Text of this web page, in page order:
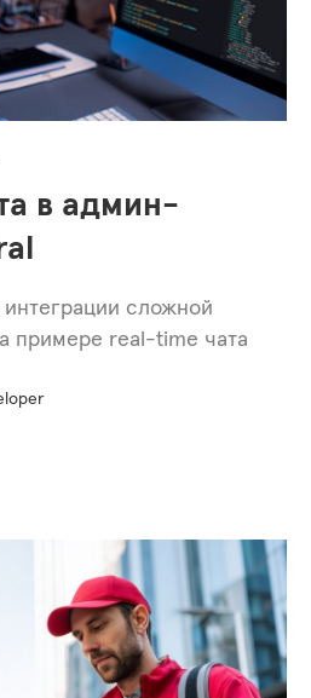
в админ-
интеграции сложной
примере real-time чата